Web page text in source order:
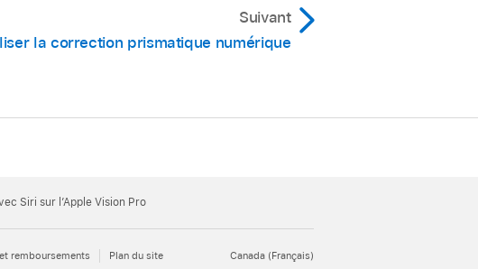
Suivant
la correction prismatique numérique
Siri sur l’Apple Vision Pro
Canada (Français)
remboursements Plan du site